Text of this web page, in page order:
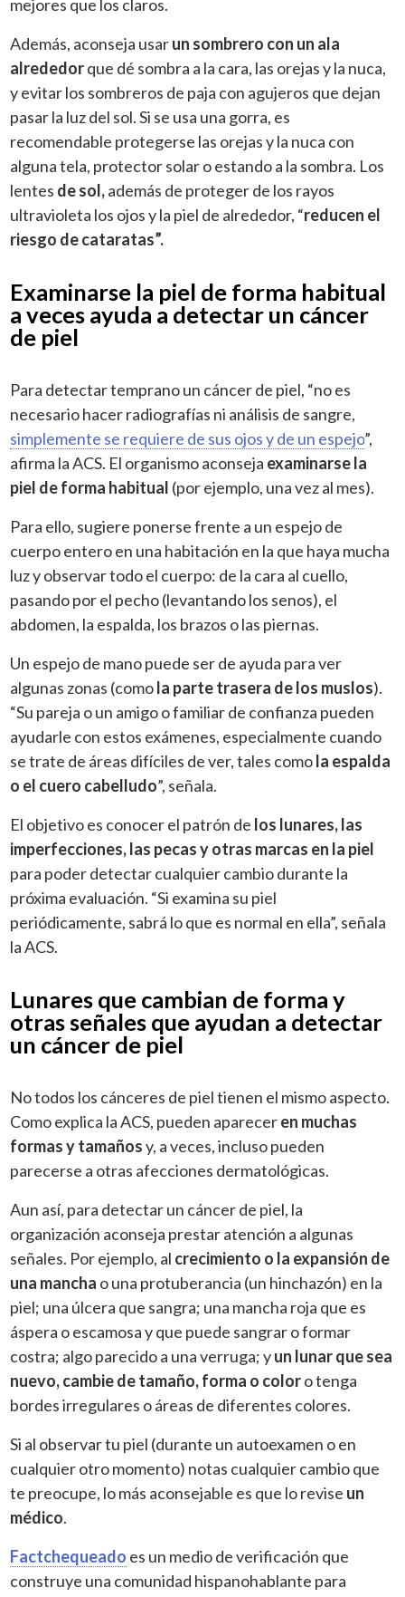
mejores que los claros.
Además, aconseja usarun sombrero con un ala
alrededorque dé sombra a la cara, las orejas y la nuca,
y evitar los sombreros de paja con agujeros que dejan
pasar la luz del sol. Si se usa una gorra, es
recomendable protegerse las orejas y la nuca con
alguna tela, protector solar o estando a la sombra. Los
lentes de sol,además de proteger de los rayos
ultravioleta los ojos y la piel de alrededor, “reducen el
riesgo de cataratas”.
Examinarse la piel de forma habitual
a veces ayuda a detectar un cáncer
de piel
Para detectar temprano un cáncer de piel, “no es
necesario hacer radiografías ni análisis de sangre,
simplemente se requiere de sus ojos y de un espejo”,
afirma la ACS. El organismo aconseja examinarse la
piel de forma habitual (por ejemplo, una vez al mes).
Para ello, sugiere ponerse frente a un espejo de
cuerpo entero en una habitación en la que haya mucha
luz y observar todo el cuerpo: de la cara al cuello,
pasando por el pecho (levantando los senos), el
abdomen, la espalda, los brazos o las piernas.
Un espejo de mano puede ser de ayuda para ver
algunas zonas (comola parte trasera de los muslos).
“Su pareja o un amigo o familiar de confianza pueden
ayudarle con estos exámenes, especialmente cuando
se trate de áreas difíciles de ver, tales comola espalda
o el cuero cabelludo”, señala.
El objetivo es conocer el patrón de los lunares, las
imperfecciones, las pecas y otras marcas en la piel
para poder detectar cualquier cambio durante la
próxima evaluación. “Si examina su piel
periódicamente, sabrá lo que es normal en ella”, señala
la ACS.
Lunares que cambian de forma y
otras señales que ayudan a detectar
un cáncer de piel
No todos los cánceres de piel tienen el mismo aspecto.
Como explica la ACS, pueden apareceren muchas
formas y tamañosy, a veces, incluso pueden
parecerse a otras afecciones dermatológicas.
Aun así, para detectar un cáncer de piel, la
organización aconseja prestar atención a algunas
señales. Por ejemplo, al crecimiento o la expansión de
una mancha o una protuberancia (un hinchazón) en la
piel; una úlcera que sangra; una mancha roja que es
áspera o escamosa y que puede sangrar o formar
costra; algo parecido a una verruga; yun lunar que sea
nuevo, cambie de tamaño, forma o coloro tenga
bordes irregulares o áreas de diferentes colores.
Si al observar tu piel (durante un autoexamen o en
cualquier otro momento) notas cualquier cambio que
te preocupe, lo más aconsejable es que lo revise un
médico.
Factchequeado es un medio de verificación que
construye una comunidad hispanohablante para